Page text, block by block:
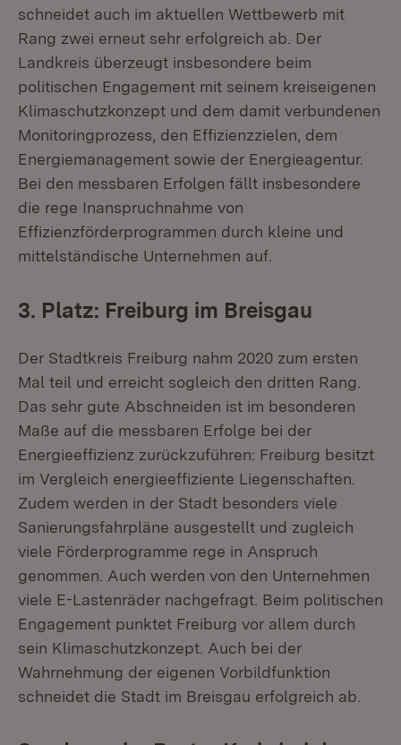
schneidet auch im aktuellen Wettbewerb mit
Rang zwei erneut sehr erfolgreich ab. Der
Landkreis überzeugt insbesondere beim
politischen Engagement mit seinem kreiseigenen
Klimaschutzkonzept und dem damit verbundenen
Monitoringprozess, den Effizienzzielen, dem
Energiemanagement sowie der Energieagentur.
Bei den messbaren Erfolgen fällt insbesondere
die rege Inanspruchnahme von
Effizienzförderprogrammen durch kleine und
mittelständische Unternehmen auf.
3. Platz: Freiburg im Breisgau
Der Stadtkreis Freiburg nahm 2020 zum ersten
Mal teil und erreicht sogleich den dritten Rang.
Das sehr gute Abschneiden ist im besonderen
Maße auf die messbaren Erfolge bei der
Energieeffizienz zurückzuführen: Freiburg besitzt
im Vergleich energieeffiziente Liegenschaften.
Zudem werden in der Stadt besonders viele
Sanierungsfahrpläne ausgestellt und zugleich
viele Förderprogramme rege in Anspruch
genommen. Auch werden von den Unternehmen
viele E-Lastenräder nachgefragt. Beim politischen
Engagement punktet Freiburg vor allem durch
sein Klimaschutzkonzept. Auch bei der
Wahrnehmung der eigenen Vorbildfunktion
schneidet die Stadt im Breisgau erfolgreich ab.